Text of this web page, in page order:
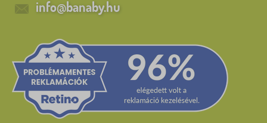
info@banaby.hu